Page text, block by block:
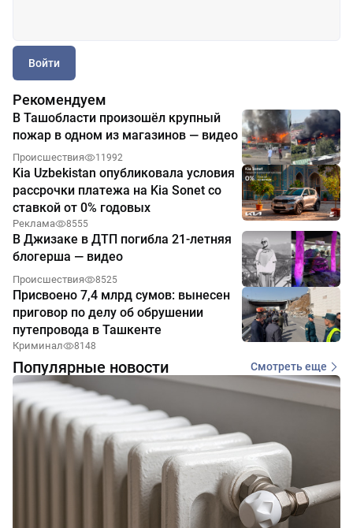
Войти
Рекомендуем
В Ташобласти произошёл крупный
пожар в одном из магазинов — видео
Происшествия 11992
Kia Uzbekistan опубликовала условия
рассрочки платежа на Kia Sonet со
ставкой от 0% годовых
Реклама 8555
В Джизаке в ДТП погибла 21-летняя
блогерша — видео
Происшествия 8525
Присвоено 7,4 млрд сумов: вынесен
приговор по делу об обрушении
путепровода в Ташкенте
Криминал 8148
Популярные новости Смотреть еще